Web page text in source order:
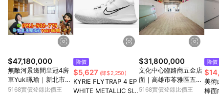
$47,180,000
無敵河景邊間皇冠4房
車Yuki珮瑜｜新北市板
橋區中山路二段
5168實價登錄比價王
降價
$5,627 (降$2,250)
KYRIE FLYTRAP 4 EP
WHITE METALLIC SIL
$31,800,000
文化中心臨路商五金店
面｜高雄市苓雅區五福
一路
5168實價登錄比價王
降價
美術
棒面